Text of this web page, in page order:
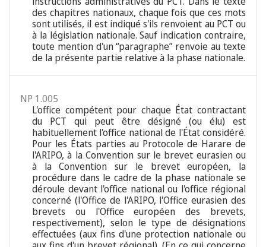
des chapitres nationaux, chaque fois que ces mots
sont utilisés, il est indiqué s'ils renvoient au PCT ou
à la législation nationale. Sauf indication contraire,
toute mention d'un “paragraphe” renvoie au texte
de la présente partie relative à la phase nationale.
NP 1.005
L'office compétent pour chaque État contractant
du PCT qui peut être désigné (ou élu) est
habituellement l'office national de l'État considéré.
Pour les États parties au Protocole de Harare de
l'ARIPO, à la Convention sur le brevet eurasien ou
à la Convention sur le brevet européen, la
procédure dans le cadre de la phase nationale se
déroule devant l'office national ou l'office régional
concerné (l'Office de l'ARIPO, l'Office eurasien des
brevets ou l'Office européen des brevets,
respectivement), selon le type de désignations
effectuées (aux fins d'une protection nationale ou